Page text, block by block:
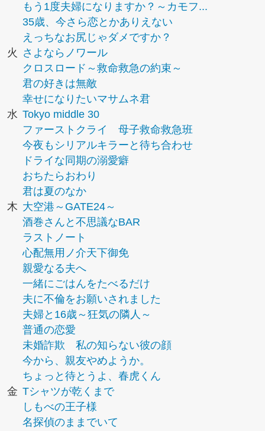
もう1度夫婦になりますか？～カモフ...
35歳、今さら恋とかありえない
えっちなお尻じゃダメですか？
火
さよならノワール
クロスロード～救命救急の約束～
君の好きは無敵
幸せになりたいマサムネ君
水 Tokyo middle 30
ファーストクライ 母子救命救急班
今夜もシリアルキラーと待ち合わせ
ドライな同期の溺愛癖
おちたらおわり
君は夏のなか
木 大空港～GATE24～
酒巻さんと不思議なBAR
ラストノート
心配無用ノ介天下御免
親愛なる夫へ
一緒にごはんをたべるだけ
夫に不倫をお願いされました
夫婦と16歳～狂気の隣人～
普通の恋愛
未婚詐欺 私の知らない彼の顔
今から、親友やめようか。
ちょっと待とうよ、春虎くん
金 Tシャツが乾くまで
しもべの王子様
名探偵のままでいて